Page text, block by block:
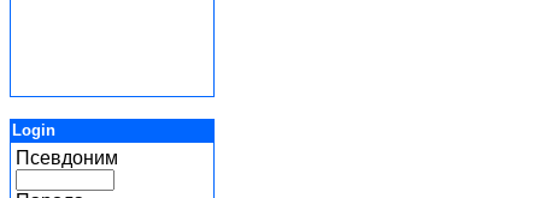
Login
Псевдоним